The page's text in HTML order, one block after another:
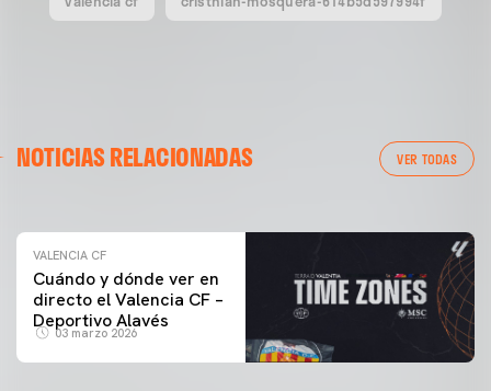
NOTICIAS RELACIONADAS VER TODAS
ENTRENAMIENTO DEL VALENCIA CF 04/03/26
VALENCIA CF
Cuándo y dónde ver en
directo el Valencia CF –
Deportivo Alavés
03 marzo 2026